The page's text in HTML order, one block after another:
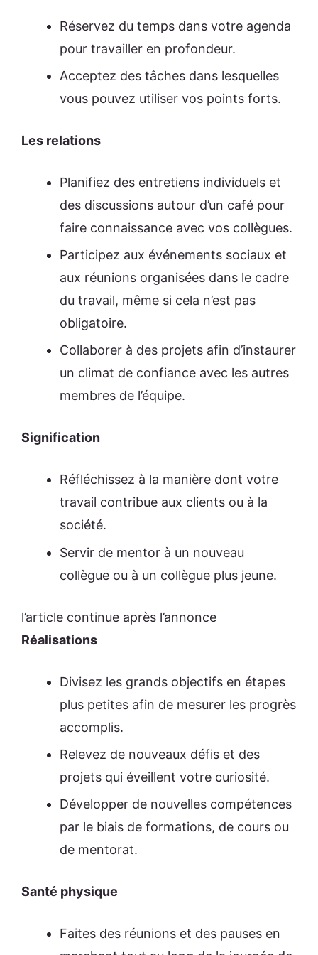
Réservez du temps dans votre agenda
pour travailler en profondeur.
Acceptez des tâches dans lesquelles
vous pouvez utiliser vos points forts.
Les relations
Planifiez des entretiens individuels et
des discussions autour d’un café pour
faire connaissance avec vos collègues.
Participez aux événements sociaux et
aux réunions organisées dans le cadre
du travail, même si cela n’est pas
obligatoire.
Collaborer à des projets afin d’instaurer
un climat de confiance avec les autres
membres de l’équipe.
Signification
Réfléchissez à la manière dont votre
travail contribue aux clients ou à la
société.
Servir de mentor à un nouveau
collègue ou à un collègue plus jeune.
l’article continue après l’annonce
Réalisations
Divisez les grands objectifs en étapes
plus petites afin de mesurer les progrès
accomplis.
Relevez de nouveaux défis et des
projets qui éveillent votre curiosité.
Développer de nouvelles compétences
par le biais de formations, de cours ou
de mentorat.
Santé physique
Faites des réunions et des pauses en